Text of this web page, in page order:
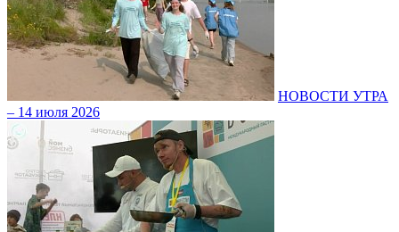
НОВОСТИ УТРА
– 14 июля 2026